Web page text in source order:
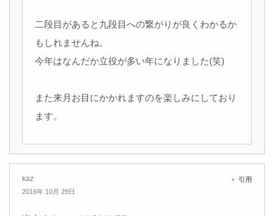
二段目があると九段目への繋がりが良くわかるか
もしれませんね。
今年はなんだか立役が多い年になりました(笑)
また来月お目にかかれますのを楽しみにしており
ます。
kaz
2016年 10月 29日
引用